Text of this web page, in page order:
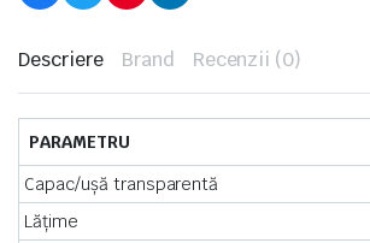
Descriere Brand Recenzii (0)
PARAMETRU
Capac/ușă transparentă
Lățime